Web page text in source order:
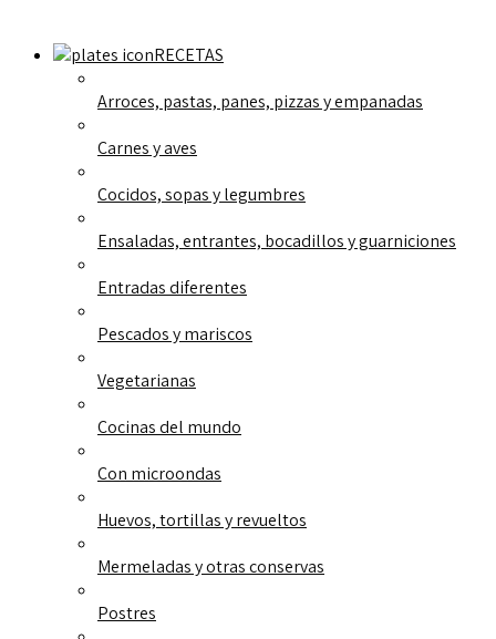
RECETAS
Arroces, pastas, panes, pizzas y empanadas
Carnes y aves
Cocidos, sopas y legumbres
Ensaladas, entrantes, bocadillos y guarniciones
Entradas diferentes
Pescados y mariscos
Vegetarianas
Cocinas del mundo
Con microondas
Huevos, tortillas y revueltos
Mermeladas y otras conservas
Postres